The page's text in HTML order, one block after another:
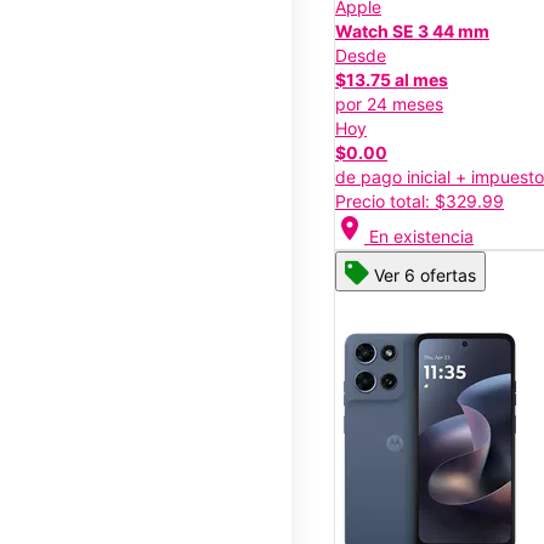
Apple
Watch SE 3 44 mm
Desde
$13.75 al mes
por 24 meses
Hoy
$0.00
de pago inicial +
Precio total: $329.99
location_on En existencia
Ver 6 ofertas